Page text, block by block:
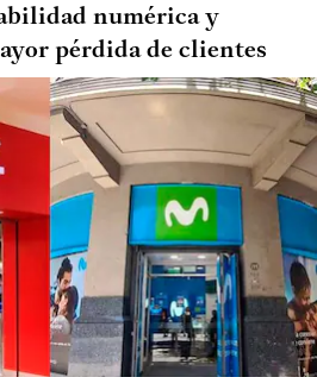
numérica y
pérdida de clientes